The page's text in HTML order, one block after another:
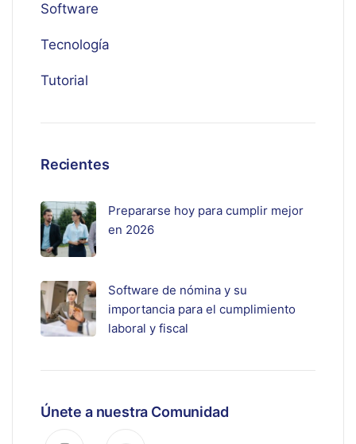
Software
Tecnología
Tutorial
Recientes
Prepararse hoy para cumplir mejor
en 2026
Software de nómina y su
importancia para el cumplimiento
laboral y fiscal
Únete a nuestra Comunidad